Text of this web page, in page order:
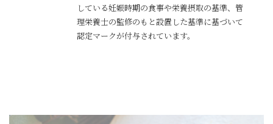
している妊娠時期の食事や栄養摂取の基準、管
理栄養士の監修のもと設置した基準に基づいて
認定マークが付与されています。